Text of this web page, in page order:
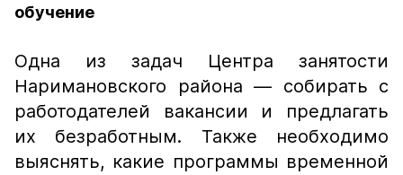
обучение
Одна из задач Центра занятости
Наримановского района — собирать с
работодателей вакансии и предлагать
их безработным. Также необходимо
выяснять, какие программы временной